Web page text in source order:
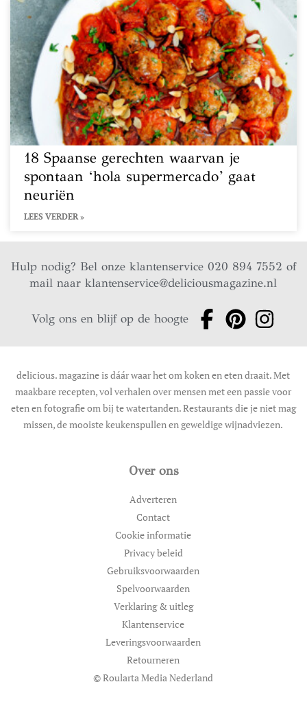
18 Spaanse gerechten waarvan je
spontaan ‘hola supermercado’ gaat
neuriën
LEES VERDER »
Hulp nodig? Bel onze klantenservice 020 894 7552 of
mail naarklantenservice@deliciousmagazine.nl
Volg ons en blijf op de hoogte
delicious. magazine is dáár waar het om koken en eten draait. Met
maakbare recepten, vol verhalen over mensen met een passie voor
eten en fotografie om bij te watertanden. Restaurants die je niet mag
missen, de mooiste keukenspullen en geweldige wijnadviezen.
Over ons
Adverteren
Contact
Cookie informatie
Privacy beleid
Gebruiksvoorwaarden
Spelvoorwaarden
Verklaring & uitleg
Klantenservice
Leveringsvoorwaarden
Retourneren
© Roularta Media Nederland